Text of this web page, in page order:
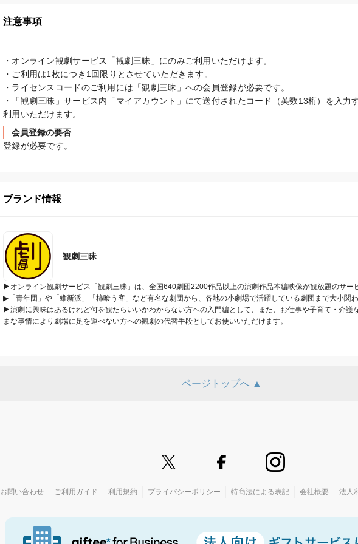
注意事項
・オンライン観劇サービス「観劇三昧」にのみご利用いただけます。
・ご利用は1枚につき1回限りとさせていただきます。
・ライセンスコードのご利用には「観劇三昧」への会員登録が必要です。
・「観劇三昧」サービス内「マイアカウント」にて送付されたコード（英数13桁）を入力
利用いただけます。
会員登録の要否
登録が必要です。
ブランド情報
観劇三昧
▶オンライン観劇サービス「観劇三昧」は、全国640劇団2200作品以上の演劇作品本編映像が観放題のサー
▶「青年団」や「維新派」「柿喰う客」など有名な劇団から、各地の小劇場で活躍している劇団まで大小関わ
▶演劇に興味はあるけれど何を観たらいいかわからない方への入門編として、また、お仕事や子育て・介護
まな事情により劇場に足を運べない方への観劇の代替手段としてお使いいただけます。
ページトップへ ▲
お問い合わせ ご利用ガイド 利用規約 プライバシーポリシー 特商法による表記 会社概要 法人